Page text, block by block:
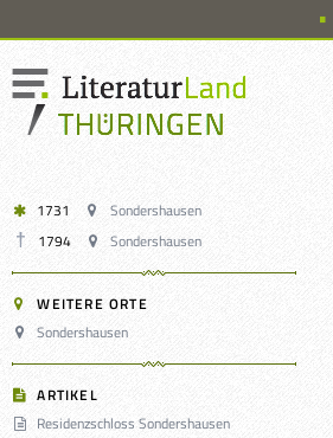
1731
Sondershausen
1794
Sondershausen
WEITERE ORTE
Sondershausen
ARTIKEL
Residenzschloss Sondershausen